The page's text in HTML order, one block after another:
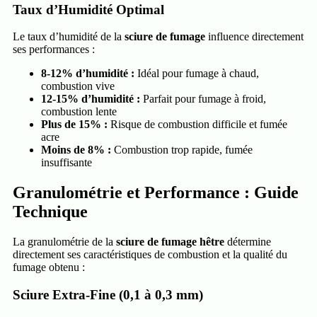
Taux d’Humidité Optimal
Le taux d’humidité de la sciure de fumage influence directement
ses performances :
8-12% d’humidité : Idéal pour fumage à chaud,
combustion vive
12-15% d’humidité : Parfait pour fumage à froid,
combustion lente
Plus de 15% : Risque de combustion difficile et fumée
acre
Moins de 8% : Combustion trop rapide, fumée
insuffisante
Granulométrie et Performance : Guide
Technique
La granulométrie de la sciure de fumage hêtre détermine
directement ses caractéristiques de combustion et la qualité du
fumage obtenu :
Sciure Extra-Fine (0,1 à 0,3 mm)